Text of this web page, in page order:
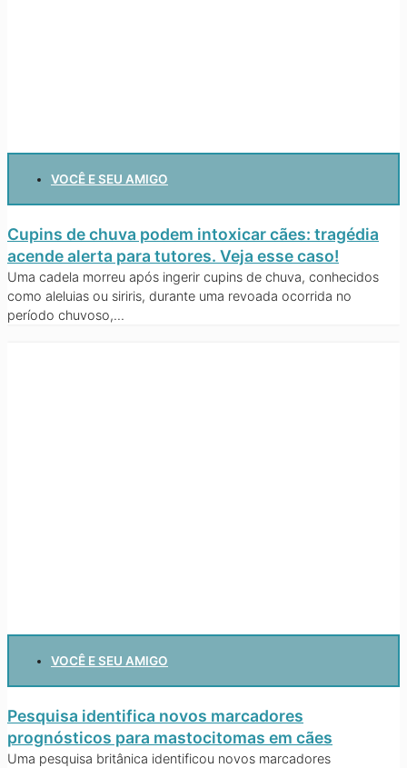
VOCÊ E SEU AMIGO
Cupins de chuva podem intoxicar cães: tragédia
acende alerta para tutores. Veja esse caso!
Uma cadela morreu após ingerir cupins de chuva, conhecidos
como aleluias ou siriris, durante uma revoada ocorrida no
período chuvoso,...
VOCÊ E SEU AMIGO
Pesquisa identifica novos marcadores
prognósticos para mastocitomas em cães
Uma pesquisa britânica identificou novos marcadores